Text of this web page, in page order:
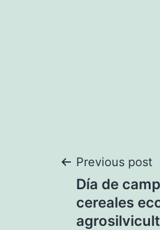
de
Previous post
Día de
cereales